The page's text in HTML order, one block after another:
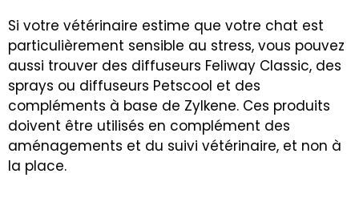
Si votre vétérinaire estime que votre chat est
particulièrement sensible au stress, vous pouvez
aussi trouver des diffuseurs Feliway Classic, des
sprays ou diffuseurs Petscool et des
compléments à base de Zylkene. Ces produits
doivent être utilisés en complément des
aménagements et du suivi vétérinaire, et non à
la place.